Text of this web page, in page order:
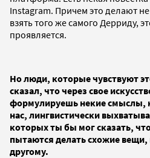
Instagram. Причем это делают
взять того же самого Дерриду,
проявляется.
Но люди, которые чувствуют
сказал, что через свое
формулируешь некие смыслы,
нас, лингвистически
которых ты бы мог сказать,
пытаются делать схожие
другому.